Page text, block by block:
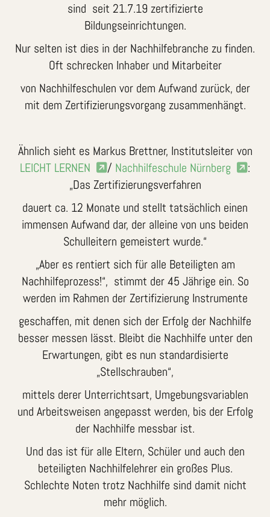
sind seit 21.7.19 zertifizierte
Bildungseinrichtungen.
Nur selten ist dies in der Nachhilfebranche zu finden.
Oft schrecken Inhaber und Mitarbeiter
von Nachhilfeschulen vor dem Aufwand zurück, der
mit dem Zertifizierungsvorgang zusammenhängt.
Ähnlich sieht es Markus Brettner, Institutsleiter von
LEICHT LERNEN
/ Nachhilfeschule Nürnberg
:
„Das Zertifizierungsverfahren
dauert ca. 12 Monate und stellt tatsächlich einen
immensen Aufwand dar, der alleine von uns beiden
Schulleitern gemeistert wurde.“
„Aber es rentiert sich für alle Beteiligten am
Nachhilfeprozess!“, stimmt der 45 Jährige ein. So
werden im Rahmen der Zertifizierung Instrumente
geschaffen, mit denen sich der Erfolg der Nachhilfe
besser messen lässt. Bleibt die Nachhilfe unter den
Erwartungen, gibt es nun standardisierte
„Stellschrauben“,
mittels derer Unterrichtsart, Umgebungsvariablen
und Arbeitsweisen angepasst werden, bis der Erfolg
der Nachhilfe messbar ist.
Und das ist für alle Eltern, Schüler und auch den
beteiligten Nachhilfelehrer ein großes Plus.
Schlechte Noten trotz Nachhilfe sind damit nicht
mehr möglich.